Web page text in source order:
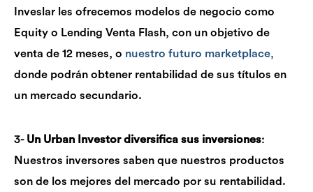
Inveslar les ofrecemos modelos de negocio como
Equity o Lending Venta Flash, con un objetivo de
venta de 12 meses, o nuestro futuro marketplace,
donde podrán obtener rentabilidad de sus títulos en
un mercado secundario.
3- Un Urban Investor diversifica sus inversiones:
Nuestros inversores saben que nuestros productos
son de los mejores del mercado por su rentabilidad.